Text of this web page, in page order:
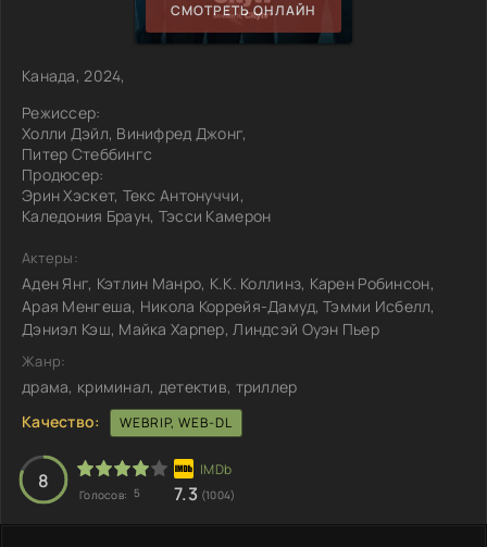
СМОТРЕТЬ ОНЛАЙН
Канада, 2024,
Режиссер:
Холли Дэйл, Винифред Джонг,
Питер Стеббингс
Продюсер:
Эрин Хэскет, Текс Антонуччи,
Каледония Браун, Тэсси Камерон
Актеры:
Аден Янг, Кэтлин Манро, К.К. Коллинз, Карен Робинсон,
Арая Менгеша, Никола Коррейя-Дамуд, Тэмми Исбелл,
Дэниэл Кэш, Майка Харпер, Линдсэй Оуэн Пьер
Жанр:
драма, криминал, детектив, триллер
Качество:
WEBRIP, WEB-DL
8
Голосов: 5 7.3 (1004)